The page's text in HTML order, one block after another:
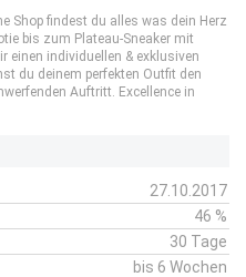
Shop findest du alles was dein Herz
bis zum Plateau-Sneaker mit
einen individuellen & exklusiven
du deinem perfekten Outfit den
Auftritt. Excellence in
27.10.2017
46 %
30 Tage
bis 6 Wochen